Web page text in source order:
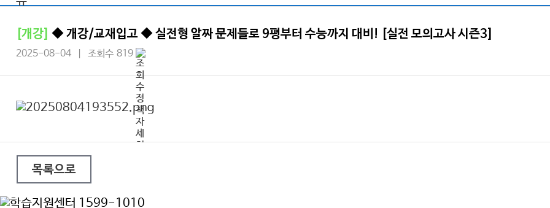
[개강] ◆ 개강/교재입고 ◆ 실전형 알짜 문제들로 9평부터 수능까지 대비! [실전 모의고사 시즌3]
2025-08-04 | 조회수 819
목록으로